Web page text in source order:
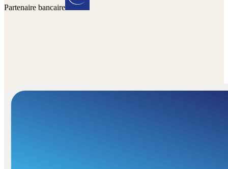
Partenaire bancaire